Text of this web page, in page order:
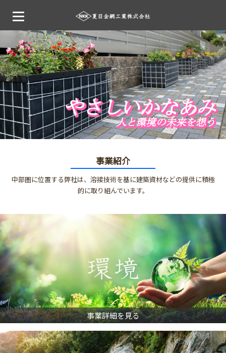
事業紹介
中部圏に位置する弊社は、溶接技術を基に建築資材などの提供に積極
的に取り組んでいます。
事業詳細を見る